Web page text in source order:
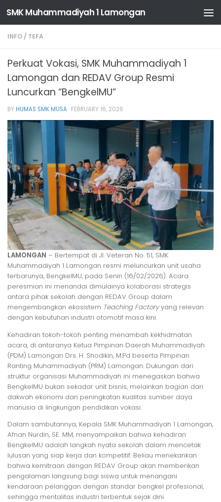
Skip to content
SMK Muhammadiyah 1 Lamongan
INFO / TEFA
Perkuat Vokasi, SMK Muhammadiyah 1
Lamongan dan REDAV Group Resmi
Luncurkan “BengkelMU”
BYHUMAS SMK MUSA · FEBRUARY 16, 2026
LAMONGAN – Bertempat di Jl. Veteran No. 51, SMK
Muhammadiyah 1 Lamongan resmi meluncurkan unit usaha
terbarunya, BengkelMU, pada Senin (16/02/2026). Acara
peresmian ini menandai dimulainya kolaborasi strategis
antara pihak sekolah dengan REDAV Group dalam
mengembangkan ekosistem Teaching Factoryyang relevan
dengan kebutuhan industri otomotif masa kini.
​Kehadiran tokoh-tokoh penting menambah kekhidmatan
acara, di antaranya Ketua Pimpinan Daerah Muhammadiyah
(PDM) Lamongan Drs. H. Shodikin, M.Pd beserta Pimpinan
Ranting Muhammadiyah (PRM) Lamongan. Dukungan dari
struktur organisasi Muhammadiyah ini menegaskan bahwa
BengkelMU bukan sekadar unit bisnis, melainkan bagian dari
dakwah ekonomi dan peningkatan kualitas sumber daya
manusia di lingkungan pendidikan vokasi.
​Dalam sambutannya, Kepala SMK Muhammadiyah 1 Lamongan,
Afnan Nurdin, SE. MM, menyampaikan bahwa kehadiran
BengkelMU adalah langkah nyata sekolah dalam mencetak
lulusan yang siap kerja dan kompetitif. Beliau menekankan
bahwa kemitraan dengan REDAV Group akan memberikan
pengalaman langsung bagi siswa untuk menangani
kendaraan pelanggan dengan standar bengkel profesional,
sehingga mentalitas industri terbentuk sejak dini.